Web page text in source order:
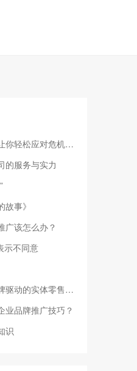
轻松应对危机公关
的服务与实力
事》
广该怎么办？
示不同意
动的实体零售环境
业品牌推广技巧？
识